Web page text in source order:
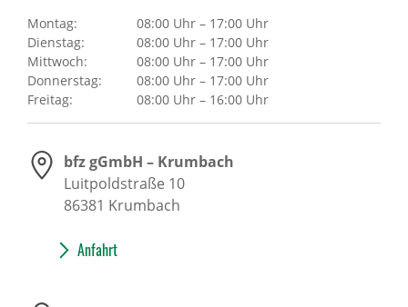
Montag:
08:00 Uhr – 17:00 Uhr
Dienstag:
08:00 Uhr – 17:00 Uhr
Mittwoch:
08:00 Uhr – 17:00 Uhr
Donnerstag:
08:00 Uhr – 17:00 Uhr
Freitag:
08:00 Uhr – 16:00 Uhr
bfz gGmbH – Krumbach
Luitpoldstraße 10
86381 Krumbach
Anfahrt